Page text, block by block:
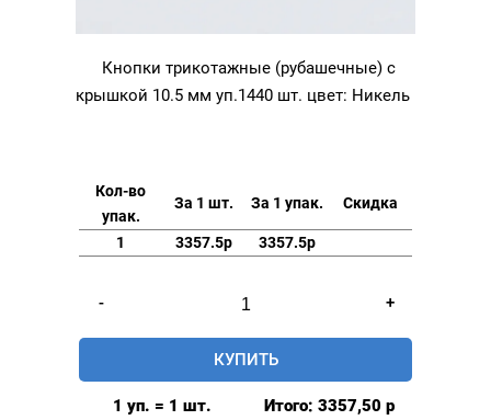
Кнопки трикотажные (рубашечные) с
крышкой 10.5 мм уп.1440 шт. цвет: Никель
Кол-во
упак.
За 1 шт. За 1 упак. Скидка
1 3357.5р 3357.5р
-
товара
Кнопки
трикотажные
(рубашечные)
+
КУПИТЬ
1 уп. = 1 шт. Итого: 3357,50 р